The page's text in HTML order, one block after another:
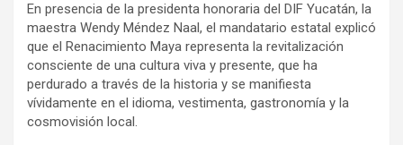
En presencia de la presidenta honoraria del DIF Yucatán, la
maestra Wendy Méndez Naal, el mandatario estatal explicó
que el Renacimiento Maya representa la revitalización
consciente de una cultura viva y presente, que ha
perdurado a través de la historia y se manifiesta
vívidamente en el idioma, vestimenta, gastronomía y la
cosmovisión local.